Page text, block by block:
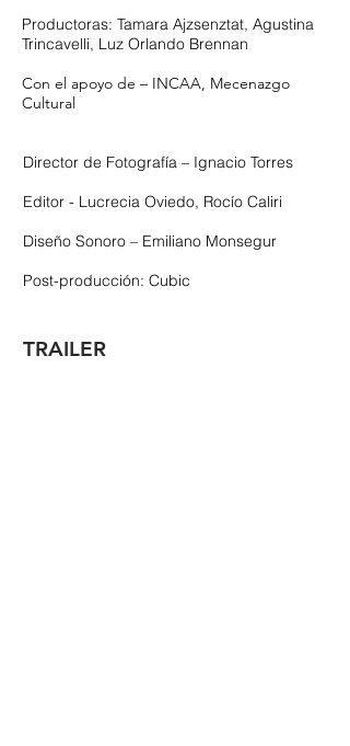
Productoras: Tamara Ajzsenztat, Agustina
Trincavelli, Luz Orlando Brennan
Con el apoyo de – INCAA, Mecenazgo
Cultural
Director de Fotografía – Ignacio Torres
Editor - Lucrecia Oviedo, Rocío Caliri
Diseño Sonoro – Emiliano Monsegur
Post-producción: Cubic
TRAILER